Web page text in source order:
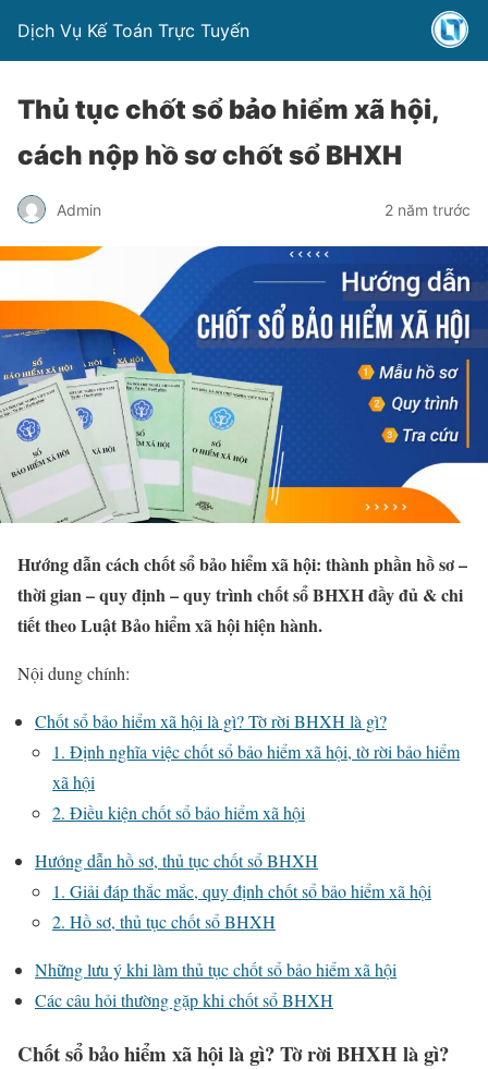
Dịch Vụ Kế Toán Trực Tuyến
Thủ tục chốt sổ bảo hiểm xã hội,
cách nộp hồ sơ chốt sổ BHXH
Admin 2 năm trước
Hướng dẫn cách chốt sổ bảo hiểm xã hội: thành phần hồ sơ –
thời gian – quy định – quy trình chốt sổ BHXH đầy đủ & chi
tiết theo Luật Bảo hiểm xã hội hiện hành.
Nội dung chính:
Chốt sổ bảo hiểm xã hội là gì? Tờ rời BHXH là gì?
1. Định nghĩa việc chốt sổ bảo hiểm xã hội, tờ rời bảo hiểm
xã hội
2. Điều kiện chốt sổ bảo hiểm xã hội
Hướng dẫn hồ sơ, thủ tục chốt sổ BHXH
1. Giải đáp thắc mắc, quy định chốt sổ bảo hiểm xã hội
2. Hồ sơ, thủ tục chốt sổ BHXH
Những lưu ý khi làm thủ tục chốt sổ bảo hiểm xã hội
Các câu hỏi thường gặp khi chốt sổ BHXH
Chốt sổ bảo hiểm xã hội là gì? Tờ rời BHXH là gì?